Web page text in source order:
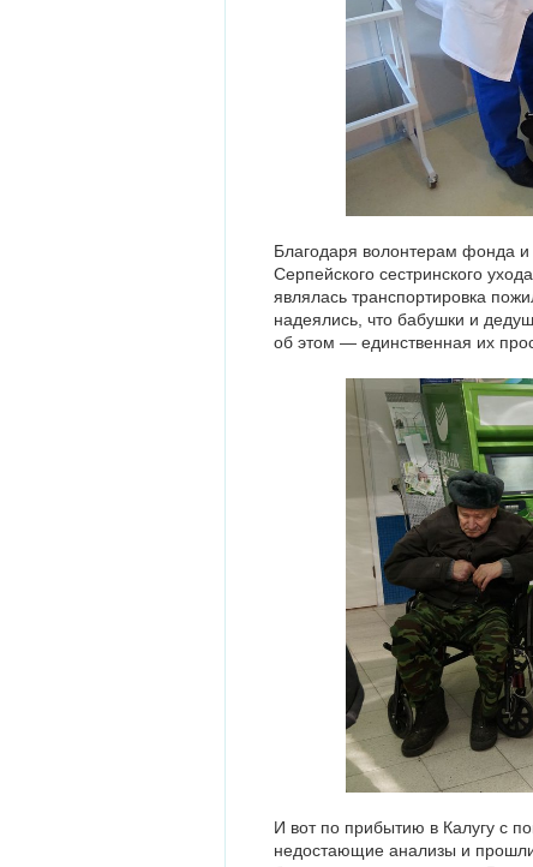
Благодаря волонтерам фонда
Серпейского сестринского
являлась транспортировка
надеялись, что бабушки и
об этом — единственная их
И вот по прибытию в Калугу с
недостающие анализы и прошли